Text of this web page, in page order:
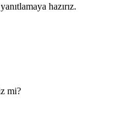
hazırız.
mi?